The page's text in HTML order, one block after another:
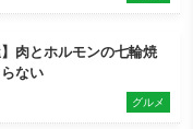
肉とホルモンの七輪焼
ない
グルメ